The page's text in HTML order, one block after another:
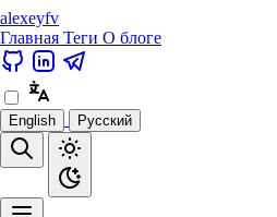
alexeyfv
Главная Теги О блоге
English Русский